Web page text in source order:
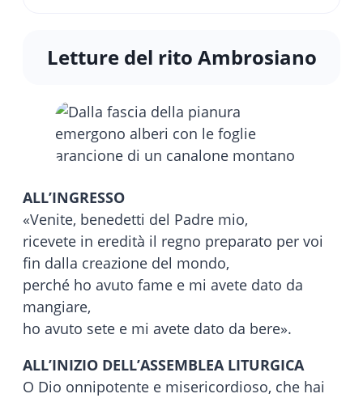
Letture del rito Ambrosiano
ALL’INGRESSO
«Venite, benedetti del Padre mio,
ricevete in eredità il regno preparato per voi
fin dalla creazione del mondo,
perché ho avuto fame e mi avete dato da
mangiare,
ho avuto sete e mi avete dato da bere».
ALL’INIZIO DELL’ASSEMBLEA LITURGICA
O Dio onnipotente e misericordioso, che hai